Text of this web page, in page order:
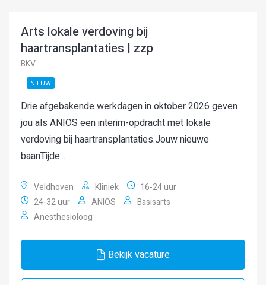
Arts lokale verdoving bij
haartransplantaties | zzp
BKV
NIEUW
Drie afgebakende werkdagen in oktober 2026 geven
jou als ANIOS een interim-opdracht met lokale
verdoving bij haartransplantaties.Jouw nieuwe
baanTijde...
Veldhoven Kliniek
16-24 uur
24-32 uur
ANIOS
Basisarts
Anesthesioloog
Bekijk vacature